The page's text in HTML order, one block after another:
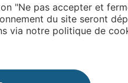
"Ne pas accepter et
du site seront
via notre politique de
Inscrivez-vous
d'information
séjours, de visites